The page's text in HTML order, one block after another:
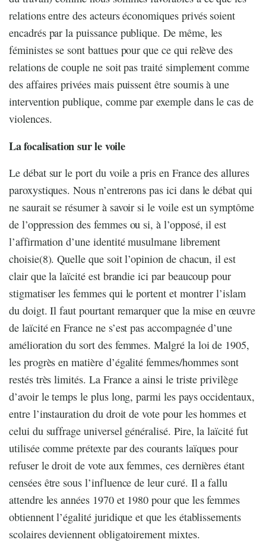
relations entre des acteurs économiques privés soient
encadrés par la puissance publique. De même, les
féministes se sont battues pour que ce qui relève des
relations de couple ne soit pas traité simplement comme
des affaires privées mais puissent être soumis à une
intervention publique, comme par exemple dans le cas de
violences.
La focalisation sur le voile
Le débat sur le port du voile a pris en France des allures
paroxystiques. Nous n’entrerons pas ici dans le débat qui
ne saurait se résumer à savoir si le voile est un symptôme
de l’oppression des femmes ou si, à l’opposé, il est
l’affirmation d’une identité musulmane librement
choisie(8). Quelle que soit l’opinion de chacun, il est
clair que la laïcité est brandie ici par beaucoup pour
stigmatiser les femmes qui le portent et montrer l’islam
du doigt. Il faut pourtant remarquer que la mise en œuvre
de laïcité en France ne s’est pas accompagnée d’une
amélioration du sort des femmes. Malgré la loi de 1905,
les progrès en matière d’égalité femmes/hommes sont
restés très limités. La France a ainsi le triste privilège
d’avoir le temps le plus long, parmi les pays occidentaux,
entre l’instauration du droit de vote pour les hommes et
celui du suffrage universel généralisé. Pire, la laïcité fut
utilisée comme prétexte par des courants laïques pour
refuser le droit de vote aux femmes, ces dernières étant
censées être sous l’influence de leur curé. Il a fallu
attendre les années 1970 et 1980 pour que les femmes
obtiennent l’égalité juridique et que les établissements
scolaires deviennent obligatoirement mixtes.